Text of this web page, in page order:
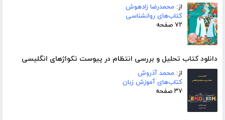
از: محمدرضا زادهوش
کتاب‌های روانشناسی
۷۲ صفحه
دانلود کتاب تحلیل و بررسی انتظام در پیوست تکواژهای انگلیسی
از: محمد آذروش
کتاب‌های آموزش زبان
۳۷ صفحه